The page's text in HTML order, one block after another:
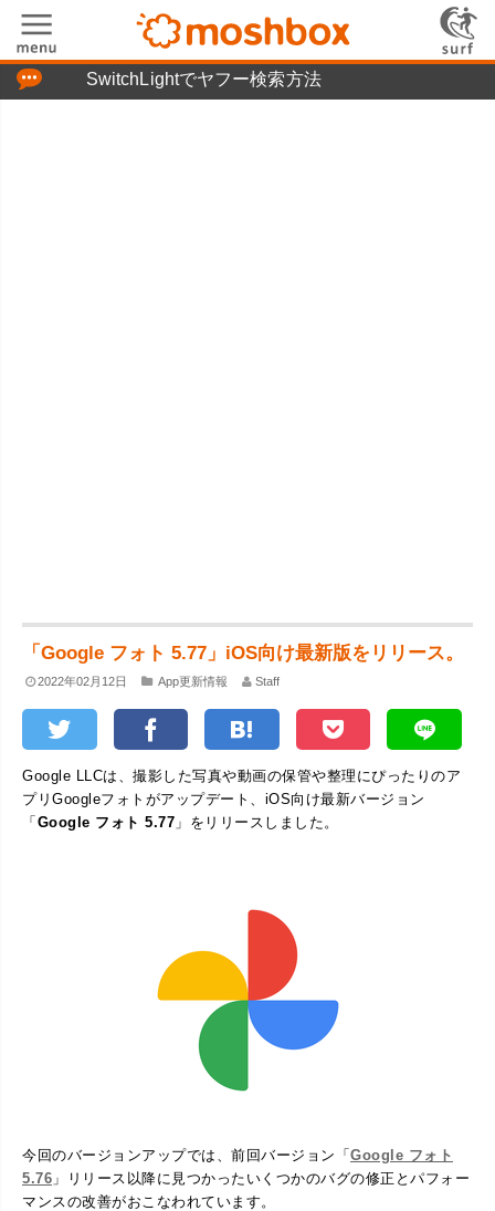
SwitchLightでヤフー検索方法
「Google フォト 5.77」iOS向け最新版をリリース。
2022年02月12日 App更新情報 Staff
Google LLCは、撮影した写真や動画の保管や整理にぴったりのア
プリGoogleフォトがアップデート、iOS向け最新バージョン
「Google フォト 5.77 」をリリースしました。
今回のバージョンアップでは、前回バージョン「Google フォト
5.76 」リリース以降に見つかったいくつかのバグの修正とパフォー
マンスの改善がおこなわれています。
「つぶやき」の使い方